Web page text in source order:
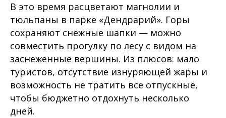
В это время расцветают магнолии и
тюльпаны в парке «Дендрарий». Горы
сохраняют снежные шапки — можно
совместить прогулку по лесу с видом на
заснеженные вершины. Из плюсов: мало
туристов, отсутствие изнуряющей жары и
возможность не тратить все отпускные,
чтобы бюджетно отдохнуть несколько
дней.